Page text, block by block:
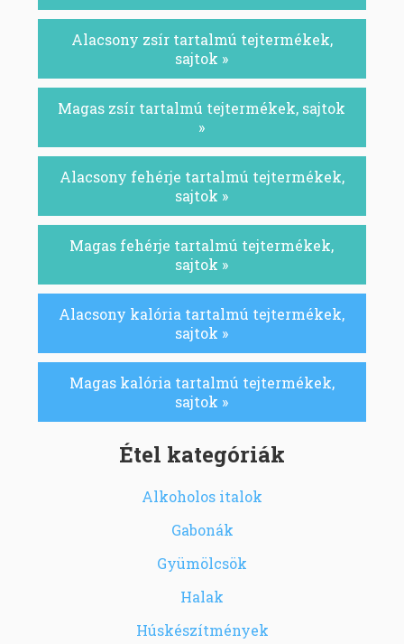
Alacsony zsír tartalmú tejtermékek,
sajtok »
Magas zsír tartalmú tejtermékek, sajtok
»
Alacsony fehérje tartalmú tejtermékek,
sajtok »
Magas fehérje tartalmú tejtermékek,
sajtok »
Alacsony kalória tartalmú tejtermékek,
sajtok »
Magas kalória tartalmú tejtermékek,
sajtok »
Étel kategóriák
Alkoholos italok
Gabonák
Gyümölcsök
Halak
Húskészítmények